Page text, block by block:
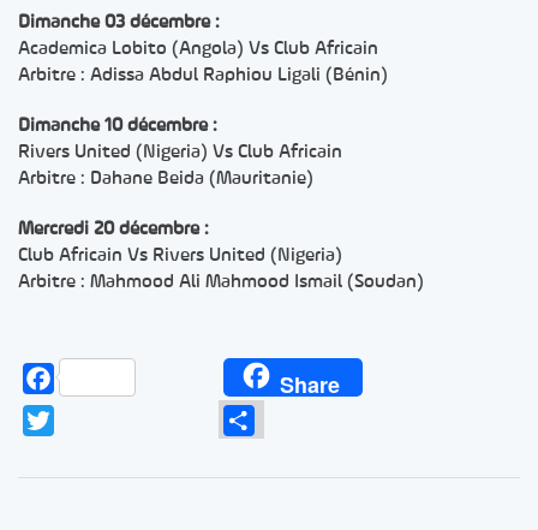
Dimanche 03 décembre :
Academica Lobito (Angola) Vs Club Africain
Arbitre : Adissa Abdul Raphiou Ligali (Bénin)
Dimanche 10 décembre :
Rivers United (Nigeria) Vs Club Africain
Arbitre : Dahane Beida (Mauritanie)
Mercredi 20 décembre :
Club Africain Vs Rivers United (Nigeria)
Arbitre : Mahmood Ali Mahmood Ismail (Soudan)
Facebook Share
Partager